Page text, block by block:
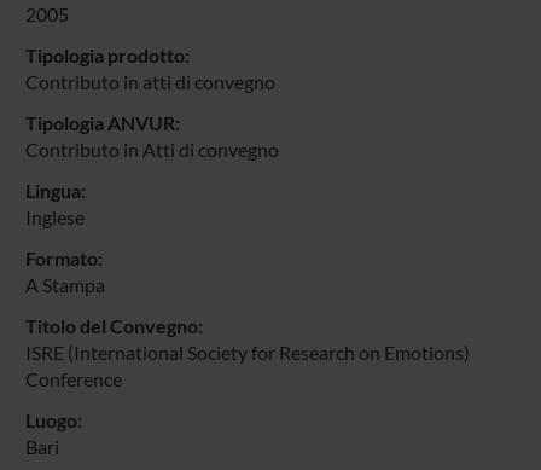
2005
Tipologia prodotto:
Contributo in atti di convegno
Tipologia ANVUR:
Contributo in Atti di convegno
Lingua:
Inglese
Formato:
A Stampa
Titolo del Convegno:
ISRE (International Society for Research on Emotions)
Conference
Luogo:
Bari